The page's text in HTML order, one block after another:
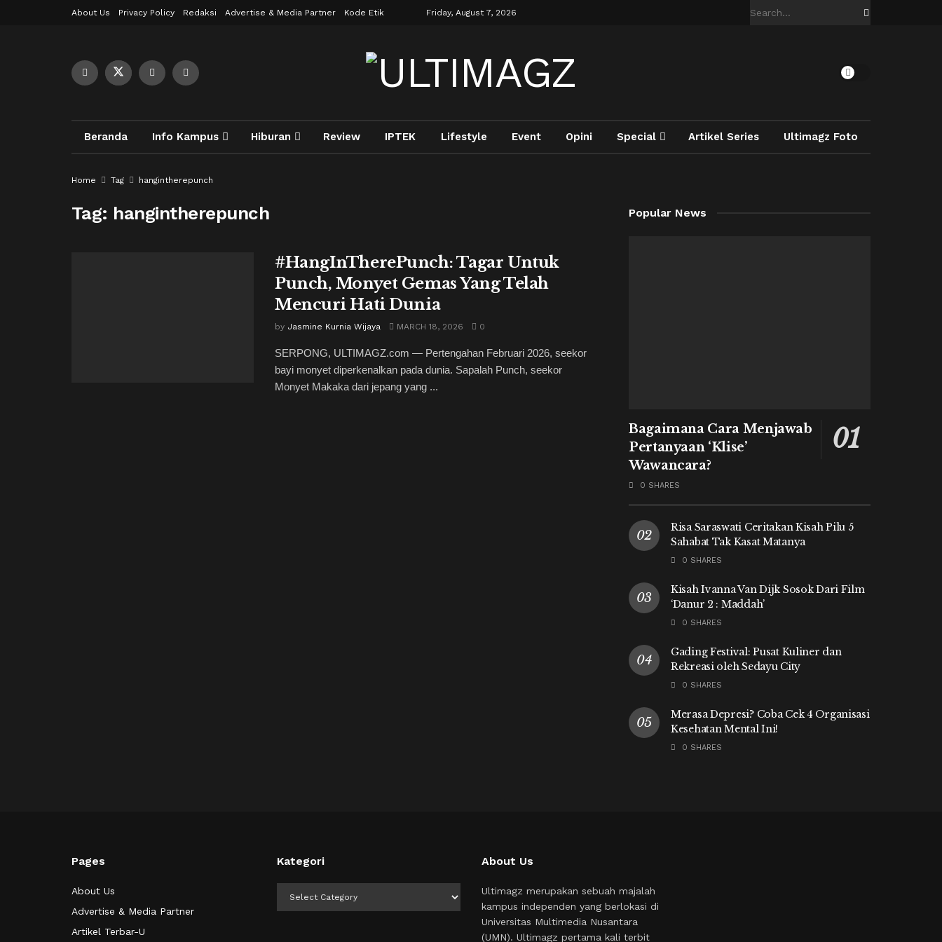
About Us Privacy Policy Redaksi Advertise & Media Partner Kode Etik Friday, August 7, 2026
Beranda Info Kampus Hiburan Review IPTEK Lifestyle Event Opini Special Artikel Series Ultimagz Foto
Home Tag hangintherepunch
Tag: hangintherepunch
#HangInTherePunch: Tagar Untuk
Punch, Monyet Gemas Yang Telah
Mencuri Hati Dunia
by Jasmine Kurnia Wijaya MARCH 18, 2026 0
SERPONG, ULTIMAGZ.com — Pertengahan Februari 2026, seekor
bayi monyet diperkenalkan pada dunia. Sapalah Punch, seekor
Monyet Makaka dari jepang yang ...
Popular News
Bagaimana Cara Menjawab
Pertanyaan ‘Klise’
Wawancara?
0 SHARES
Risa Saraswati Ceritakan Kisah Pilu 5
Sahabat Tak Kasat Matanya
0 SHARES
Kisah Ivanna Van Dijk Sosok Dari Film
‘Danur 2 : Maddah’
0 SHARES
Gading Festival: Pusat Kuliner dan
Rekreasi oleh Sedayu City
0 SHARES
Merasa Depresi? Coba Cek 4 Organisasi
Kesehatan Mental Ini!
0 SHARES
Pages
About Us
Advertise & Media Partner
Artikel Terbar-U
Kategori About Us
Ultimagz merupakan sebuah majalah
kampus independen yang berlokasi di
Universitas Multimedia Nusantara
(UMN). Ultimagz pertama kali terbit